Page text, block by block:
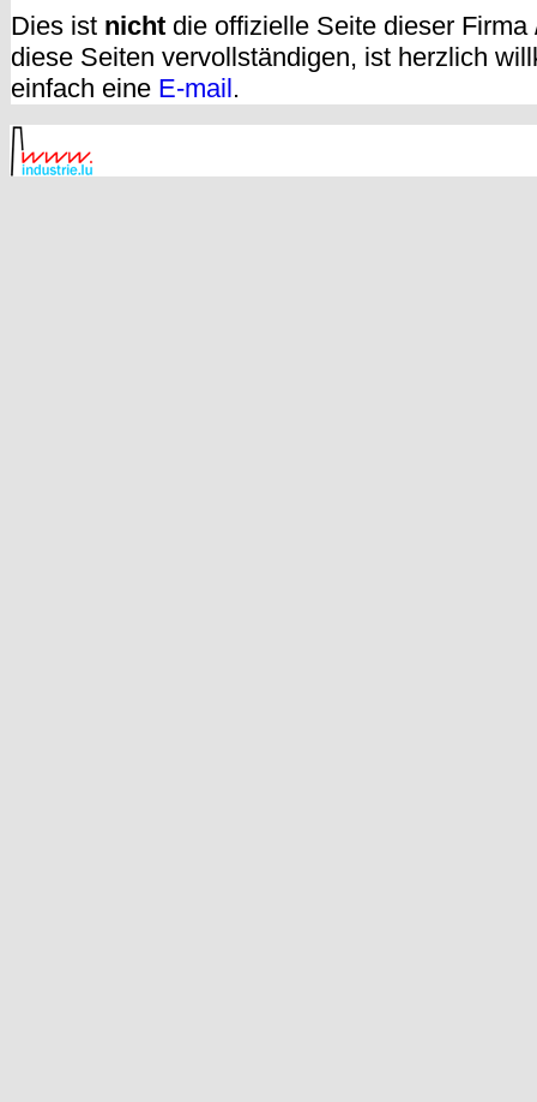
Dies ist nicht die offizielle Seite dieser
diese Seiten vervollständigen, ist herzlich
einfach eine E-mail.